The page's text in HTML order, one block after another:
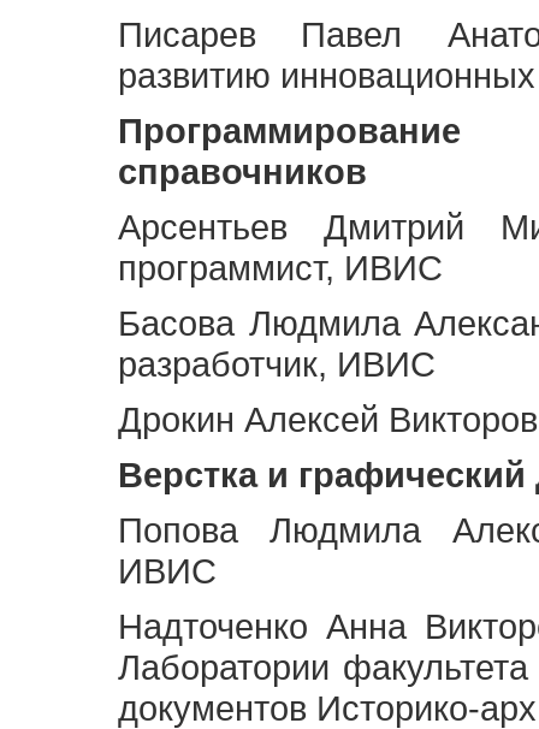
Писарев Павел
развитию
Программирование
справочников
Арсентьев Дмитрий
программист, ИВИС
Басова Людмила
разработчик, ИВИС
Дрокин Алексей
Верстка и графический
Попова Людмила
ИВИС
Надточенко Анна
Лаборатории
документов Историко-